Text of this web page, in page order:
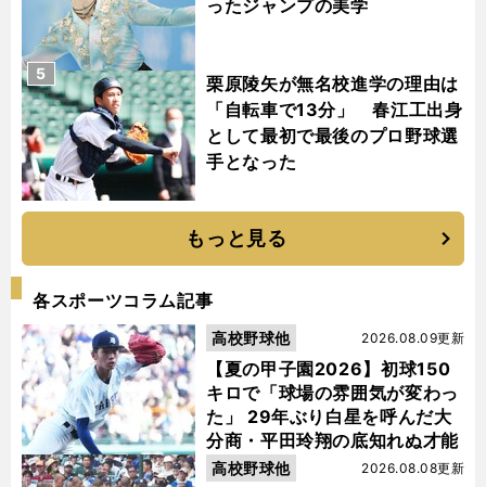
ったジャンプの美学
栗原陵矢が無名校進学の理由は
「自転車で13分」 春江工出身
として最初で最後のプロ野球選
手となった
5
もっと見る
各スポーツコラム記事
【夏の甲子園2026】初球150
キロで「球場の雰囲気が変わっ
た」 29年ぶり白星を呼んだ大
分商・平田玲翔の底知れぬ才能
2026.08.09更新
高校野球他
2026.08.08更新
高校野球他